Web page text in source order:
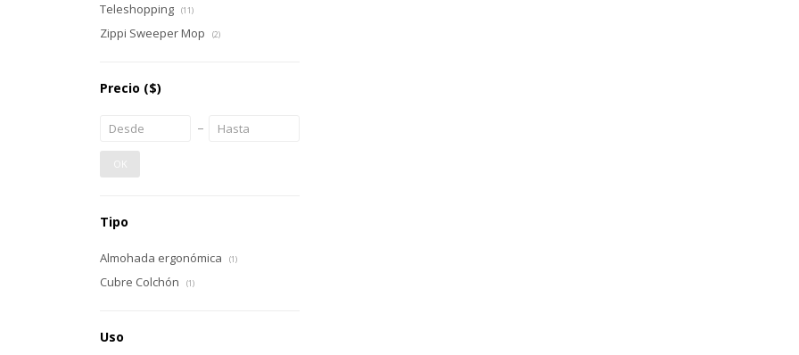
Teleshopping (11)
Zippi Sweeper Mop (2)
Precio ($)
OK
Tipo
Almohada ergonómica (1)
Cubre Colchón (1)
Uso